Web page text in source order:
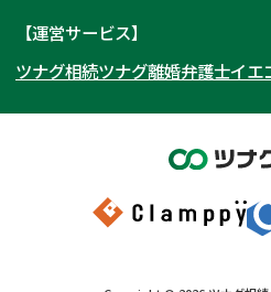
秋田県
福島県
埼玉県
茨城県
愛知県
岐阜県
関西
大阪府
北陸・甲信越
九州・沖縄
相続手続き
家族信託
不動産評価(相続不動産)
【運営サービス】
ツナグ相続ツナグ離婚弁護士イエ